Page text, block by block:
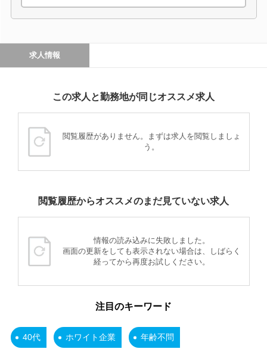
求人情報
この求人と勤務地が同じオススメ求人
閲覧履歴がありません。まずは求人を閲覧しましょ
う。
閲覧履歴からオススメのまだ見ていない求人
情報の読み込みに失敗しました。
画面の更新をしても表示されない場合は、しばらく
経ってから再度お試しください。
注目のキーワード
40代 ホワイト企業 年齢不問